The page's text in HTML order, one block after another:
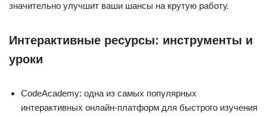
значительно улучшит ваши шансы на крутую работу.
Интерактивные ресурсы: инструменты и
уроки
CodeAcademy: одна из самых популярных
интерактивных онлайн-платформ для быстрого изучения